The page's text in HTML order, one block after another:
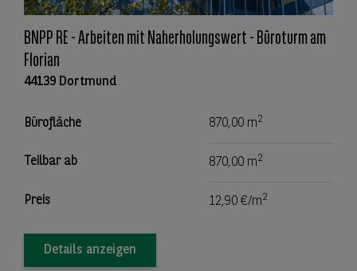
BNPP RE - Arbeiten mit Naherholungswert - Büroturm am
Florian
44139 Dortmund
Bürofläche 870,00 m2
Teilbar ab 870,00 m2
Preis 12,90 €/m2
Details anzeigen